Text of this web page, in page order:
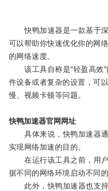
快鸭加速器是一款基于深
可以帮助你快速优化你的网
的网络速度。
该工具自称是“轻盈高效”
件设备或者复杂的设置，可
慢、视频卡顿等问题。
快鸭加速器官网网址
具体来说，快鸭加速器通
实现网络加速的目的。
在运行该工具之前，用户
据不同的网络环境启动不同的
此外，快鸭加速器也支持